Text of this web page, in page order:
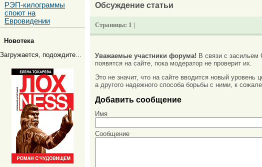
Обсуждение статьи
Страницы: 1 |
Уважаемые участники форума! В связи с
появятся на сайте, пока модератор не проверит их.
Это не значит, что на сайте вводится новый
а другого надежного способа борьбы с ними, к
Добавить сообщение
Имя
Сообщение
РЭП-килограммы
споют на
Евровидении
Новотека
Загружается, подождите...